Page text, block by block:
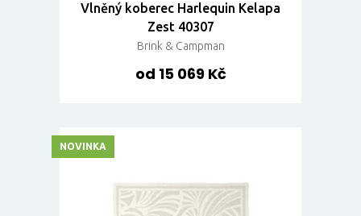
Vlněný koberec Harlequin Kelapa
Zest 40307
Brink & Campman
od 15 069 Kč
NOVINKA